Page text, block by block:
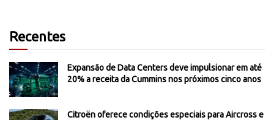
Recentes
Expansão de Data Centers deve impulsionar em até
20% a receita da Cummins nos próximos cinco anos
Citroën oferece condições especiais para Aircross e